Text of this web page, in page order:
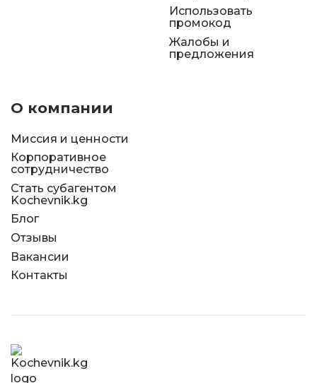
Использовать
промокод
Жалобы и
предложения
О компании
Миссия и ценности
Корпоративное
сотрудничество
Стать субагентом
Kochevnik.kg
Блог
Отзывы
Вакансии
Контакты